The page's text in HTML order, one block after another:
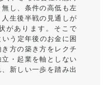
し、条件の高低も左
生後半戦の見通しが
があります。そこで
いう定年後のお金に困
方の築き方をレクチ
・起業を軸としない
新しい一歩を踏み出